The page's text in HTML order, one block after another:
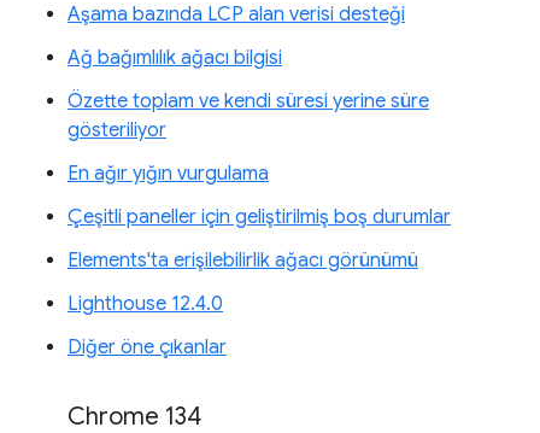
Aşama bazında LCP alan verisi desteği
Ağ bağımlılık ağacı bilgisi
Özette toplam ve kendi süresi yerine süre
gösteriliyor
En ağır yığın vurgulama
Çeşitli paneller için geliştirilmiş boş durumlar
Elements'ta erişilebilirlik ağacı görünümü
Lighthouse 12.4.0
Diğer öne çıkanlar
Chrome 134